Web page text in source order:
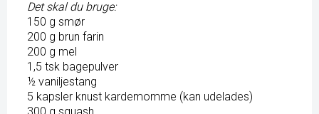
Det skal du bruge:
150 g smør
200 g brun farin
200 g mel
1,5 tsk bagepulver
½ vaniljestang
5 kapsler knust kardemomme (kan udelades)